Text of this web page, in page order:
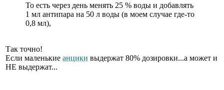
То есть через день менять 25 % воды и добавлять
1 мл антипара на 50 л воды (в моем случае где-то
0,8 мл),
Так точно!
Если маленькие анцики выдержат 80% дозировки...а может и
НЕ выдержат...